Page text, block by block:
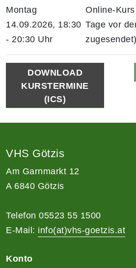
Montag
14.09.2026, 18:30
- 20:30 Uhr
Online-
Tage vor
zugesendet)
DOWNLOAD
KURSTERMINE
(ICS)
VHS Götzis
Am Garnmarkt 12
A 6840 Götzis
Telefon 05523 55 1500
E-Mail: info(at)vhs-goetzis.at
Konto